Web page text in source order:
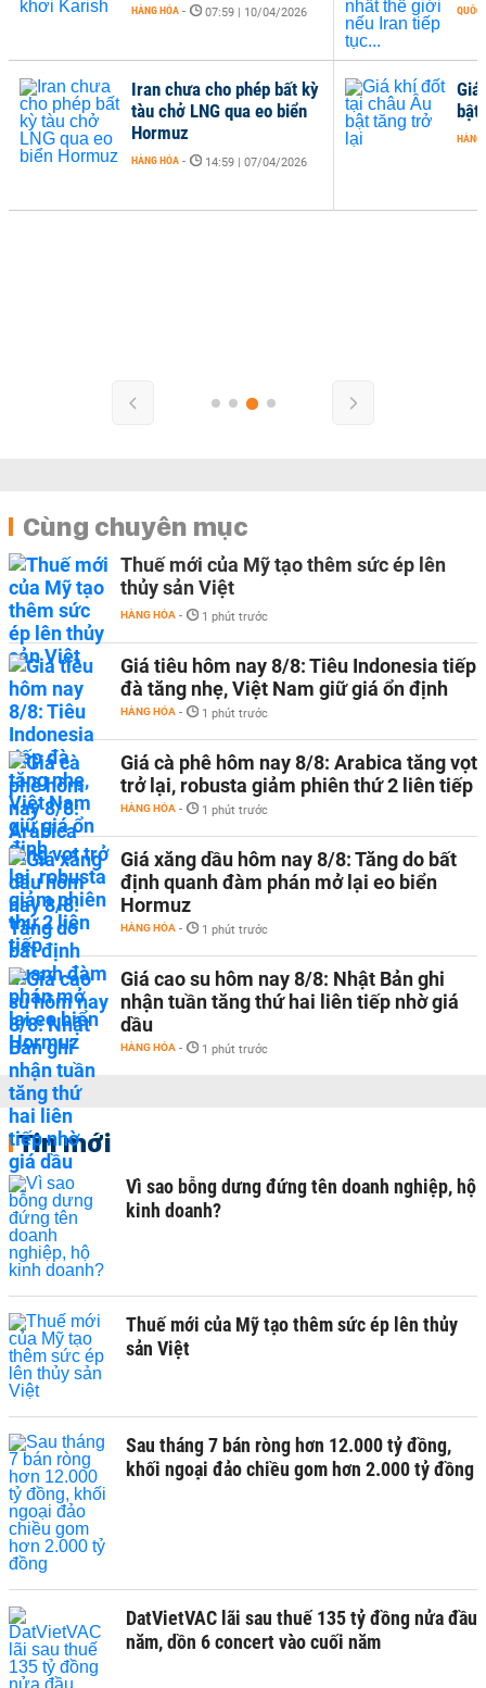
bật
HÀNG
HÀNG HÓA - 07:59 | 10/04/2026
Iran chưa cho phép bất kỳ
tàu chở LNG qua eo biển
Hormuz
HÀNG HÓA - 14:59 | 07/04/2026
QUỐC
Cùng chuyên mục
Thuế mới của Mỹ tạo thêm sức ép lên
thủy sản Việt
HÀNG HÓA - 1 phút trước
Giá tiêu hôm nay 8/8: Tiêu Indonesia tiếp
đà tăng nhẹ, Việt Nam giữ giá ổn định
HÀNG HÓA - 1 phút trước
Giá cà phê hôm nay 8/8: Arabica tăng vọt
trở lại, robusta giảm phiên thứ 2 liên tiếp
HÀNG HÓA - 1 phút trước
Giá xăng dầu hôm nay 8/8: Tăng do bất
định quanh đàm phán mở lại eo biển
Hormuz
HÀNG HÓA - 1 phút trước
Giá cao su hôm nay 8/8: Nhật Bản ghi
nhận tuần tăng thứ hai liên tiếp nhờ giá
dầu
HÀNG HÓA - 1 phút trước
Tin mới
Vì sao bỗng dưng đứng tên doanh nghiệp, hộ
kinh doanh?
Thuế mới của Mỹ tạo thêm sức ép lên thủy
sản Việt
Sau tháng 7 bán ròng hơn 12.000 tỷ đồng,
khối ngoại đảo chiều gom hơn 2.000 tỷ đồng
DatVietVAC lãi sau thuế 135 tỷ đồng nửa đầu
năm, dồn 6 concert vào cuối năm